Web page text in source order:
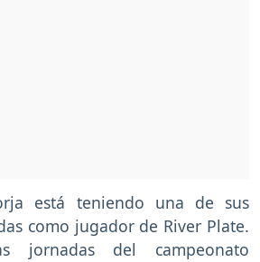
está teniendo una de sus
como jugador de River Plate.
jornadas del campeonato